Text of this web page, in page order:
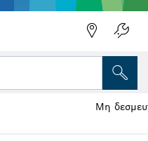
and Paint για Starlock AUZ
Paint
Μη